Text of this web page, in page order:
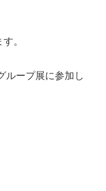
。
ープ展に参加し